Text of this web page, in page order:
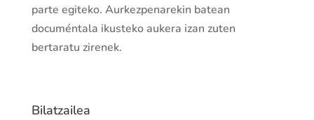
parte egiteko. Aurkezpenarekin batean
documéntala ikusteko aukera izan zuten
bertaratu zirenek.
Bilatzailea